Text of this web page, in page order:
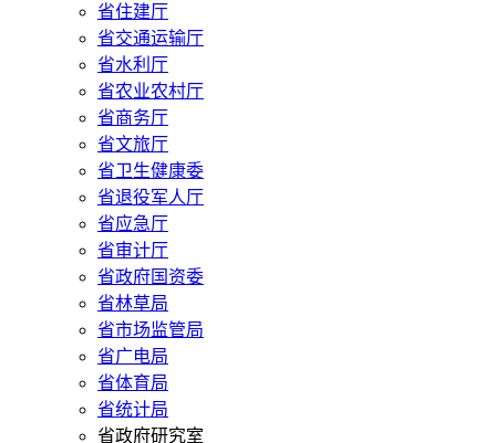
省住建厅
省交通运输厅
省水利厅
省农业农村厅
省商务厅
省文旅厅
省卫生健康委
省退役军人厅
省应急厅
省审计厅
省政府国资委
省林草局
省市场监管局
省广电局
省体育局
省统计局
省政府研究室